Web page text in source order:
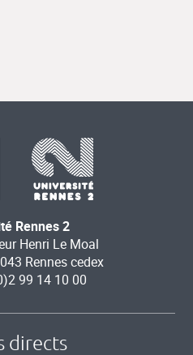
Rennes 2
Henri Le Moal
Rennes cedex
99 14 10 00
directs